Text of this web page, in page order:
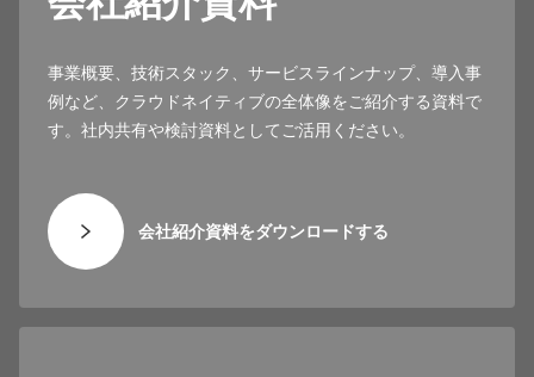
事業概要、技術スタック、サービスラインナップ、導入事
例など、クラウドネイティブの全体像をご紹介する資料で
す。社内共有や検討資料としてご活用ください。
会社紹介資料をダウンロードする